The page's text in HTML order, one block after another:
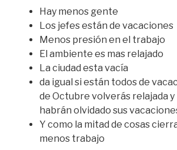
Hay menos gente
Los jefes están de vacaciones
Menos presión en el trabajo
El ambiente es mas relajado
La ciudad esta vacía
da igual si están todos de
de Octubre volverás relajada y
habrán olvidado sus
Y como la mitad de cosas
menos trabajo